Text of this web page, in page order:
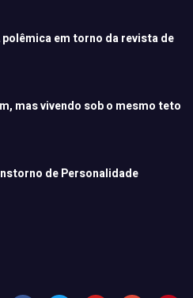
em torno da revista de
mas vivendo sob o mesmo teto
de Personalidade